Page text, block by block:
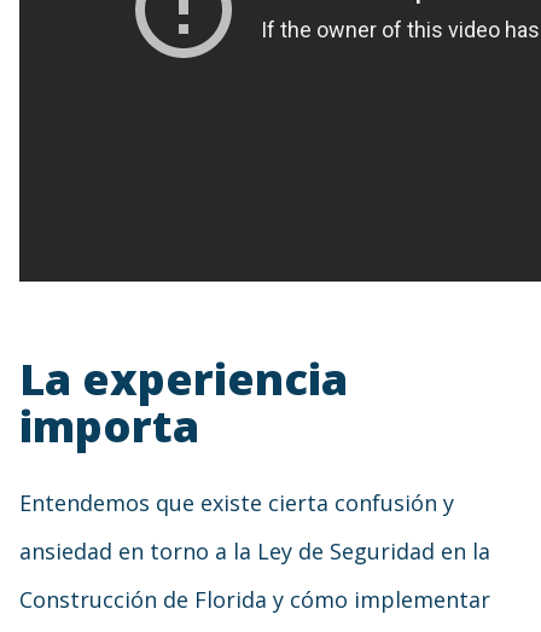
La experiencia
importa
Entendemos que existe cierta confusión y
ansiedad en torno a la Ley de Seguridad en la
Construcción de Florida y cómo implementar